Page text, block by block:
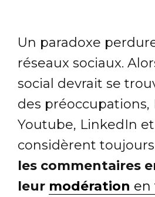
Un paradoxe
réseaux sociaux.
social devrait se
des préoccupations,
Youtube, LinkedIn
considèrent
les commentaires
leur modération en